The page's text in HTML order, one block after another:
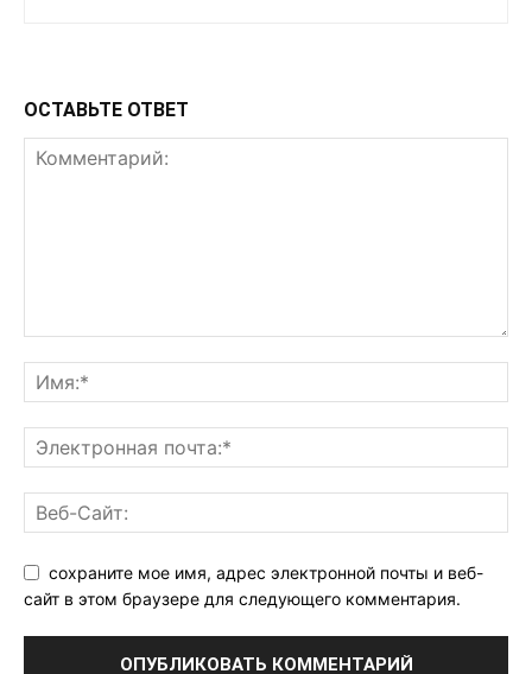
ОСТАВЬТЕ ОТВЕТ
сохраните мое имя, адрес электронной почты и веб-
сайт в этом браузере для следующего комментария.